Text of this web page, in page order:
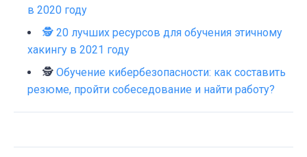
в 2020 году
🕵 20 лучших ресурсов для обучения этичному
хакингу в 2021 году
🕵 Обучение кибербезопасности: как составить
резюме, пройти собеседование и найти работу?